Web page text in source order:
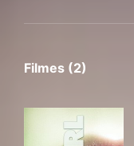
Filmes (2)